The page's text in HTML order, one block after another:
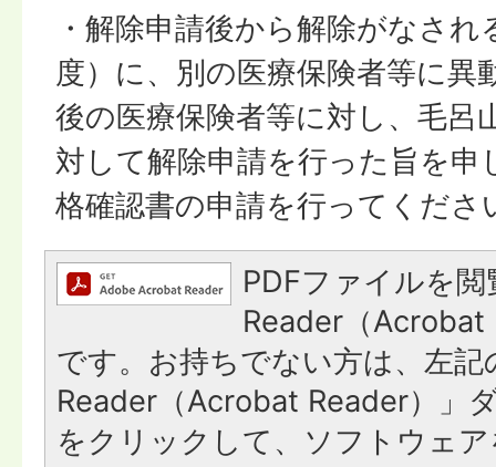
・解除申請後から解除がなされ
度）に、別の医療保険者等に異
後の医療保険者等に対し、毛呂
対して解除申請を行った旨を申
格確認書の申請を行ってくださ
PDFファイルを
Reader（Acrobat
です。お持ちでない方は、左
Reader（Acrobat Reader）」
をクリックして、ソフトウェ